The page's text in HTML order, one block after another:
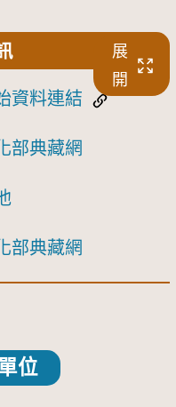
展
開
資料連結
部典藏網
部典藏網
位